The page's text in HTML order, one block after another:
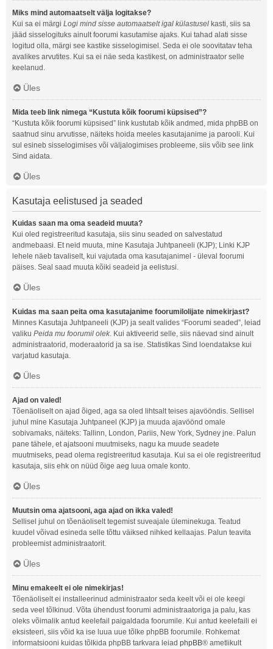
Miks mind automaatselt välja logitakse?
Kui sa ei märgi Logi mind sisse automaatselt igal külastusel kasti, siis sa
jääd sisselogituks ainult foorumi kasutamise ajaks. Kui tahad alati sisse
logitud olla, märgi see kastike sisselogimisel. Seda ei ole soovitatav teha
avalikes arvutites. Kui sa ei näe seda kastikest, on administraator selle
keelanud.
Üles
Mida teeb link nimega “Kustuta kõik foorumi küpsised”?
“Kustuta kõik foorumi küpsised” link kustutab kõik andmed, mida phpBB on
saatnud sinu arvutisse, näiteks hoida meeles kasutajanime ja parooli. Kui
sul esineb sisselogimises või väljalogimises probleeme, siis võib see link
Sind aidata.
Üles
Kasutaja eelistused ja seaded
Kuidas saan ma oma seadeid muuta?
Kui oled registreeritud kasutaja, siis sinu seaded on salvestatud
andmebaasi. Et neid muuta, mine Kasutaja Juhtpaneeli (KJP); Linki KJP
lehele näeb tavaliselt, kui vajutada oma kasutajanimel - üleval foorumi
päises. Seal saad muuta kõiki seadeid ja eelistusi.
Üles
Kuidas ma saan peita oma kasutajanime foorumilolijate nimekirjast?
Minnes Kasutaja Juhtpaneeli (KJP) ja sealt valides “Foorumi seaded”, leiad
valiku Peida mu foorumil olek. Kui aktiveerid selle, siis näevad sind ainult
administraatorid, moderaatorid ja sa ise. Statistikas Sind loendatakse kui
varjatud kasutaja.
Üles
Ajad on valed!
Tõenäoliselt on ajad õiged, aga sa oled lihtsalt teises ajavööndis. Sellisel
juhul mine Kasutaja Juhtpaneel (KJP) ja muuda ajavöönd omale
sobivamaks, näiteks: Tallinn, London, Pariis, New York, Sydney jne. Palun
pane tähele, et ajatsooni muutmiseks, nagu ka muude seadete
muutmiseks, pead olema registreeritud kasutaja. Kui sa ei ole registreeritud
kasutaja, siis ehk on nüüd õige aeg luua omale konto.
Üles
Muutsin oma ajatsooni, aga ajad on ikka valed!
Sellisel juhul on tõenäoliselt tegemist suveajale üleminekuga. Teatud
kuudel võivad esineda selle tõttu väiksed nihked kellaajas. Palun teavita
probleemist administraatorit.
Üles
Minu emakeelt ei ole nimekirjas!
Tõenäoliselt ei installeerinud administraator seda keelt või ei ole keegi
seda veel tõlkinud. Võta ühendust foorumi administraatoriga ja palu, kas
oleks võimalik antud keelefail paigaldada foorumile. Kui antud keelefaili ei
eksisteeri, siis võid ka ise luua uue tõlke phpBB foorumile. Rohkemat
informatsiooni kuidas tõlkida phpBB tarkvara leiad phpBB® ametlikult